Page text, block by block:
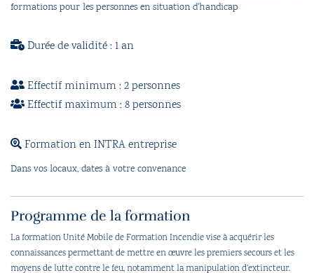
formations pour les personnes en situation d'handicap
Durée de validité : 1 an
Effectif minimum : 2 personnes
Effectif maximum : 8 personnes
Formation en INTRA entreprise
Dans vos locaux, dates à votre convenance
Programme de la formation
La formation Unité Mobile de Formation Incendie vise à acquérir les
connaissances permettant de mettre en œuvre les premiers secours et les
moyens de lutte contre le feu, notamment la manipulation d'extincteur.